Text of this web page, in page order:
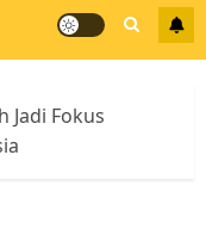
Jadi Fokus